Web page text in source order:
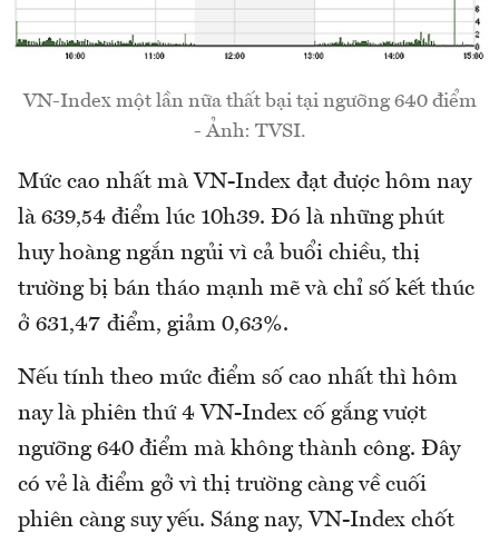
VN-Index một lần nữa thất bại tại ngưỡng 640 điểm
- Ảnh: TVSI.
Mức cao nhất mà VN-Index đạt được hôm nay
là 639,54 điểm lúc 10h39. Đó là những phút
huy hoàng ngắn ngủi vì cả buổi chiều, thị
trường bị bán tháo mạnh mẽ và chỉ số kết thúc
ở 631,47 điểm, giảm 0,63%.
Nếu tính theo mức điểm số cao nhất thì hôm
nay là phiên thứ 4 VN-Index cố gắng vượt
ngưỡng 640 điểm mà không thành công. Đây
có vẻ là điểm gở vì thị trường càng về cuối
phiên càng suy yếu. Sáng nay, VN-Index chốt